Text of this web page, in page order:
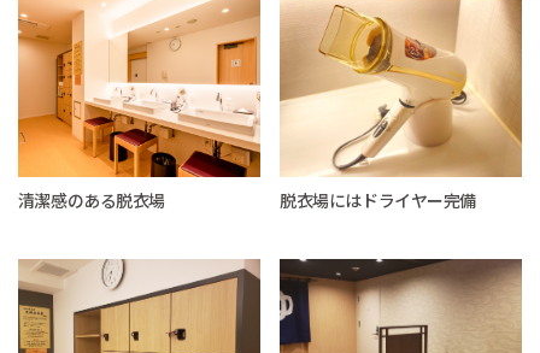
清潔感のある脱衣場 脱衣場にはドライヤー完備